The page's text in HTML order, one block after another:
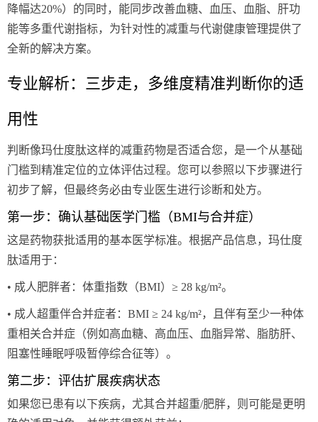
降幅达20%）的同时，能同步改善血糖、血压、血脂、肝功
能等多重代谢指标，为针对性的减重与代谢健康管理提供了
全新的解决方案。
专业解析：三步走，多维度精准判断你的适
用性
判断像玛仕度肽这样的减重药物是否适合您，是一个从基础
门槛到精准定位的立体评估过程。您可以参照以下步骤进行
初步了解，但最终务必由专业医生进行诊断和处方。
第一步：确认基础医学门槛（BMI与合并症）
这是药物获批适用的基本医学标准。根据产品信息，玛仕度
肽适用于：
• 成人肥胖者：体重指数（BMI）≥ 28 kg/m²。
• 成人超重伴合并症者：BMI ≥ 24 kg/m²，且伴有至少一种体
重相关合并症（例如高血糖、高血压、血脂异常、脂肪肝、
阻塞性睡眠呼吸暂停综合征等）。
第二步：评估扩展疾病状态
如果您已患有以下疾病，尤其合并超重/肥胖，则可能是更明